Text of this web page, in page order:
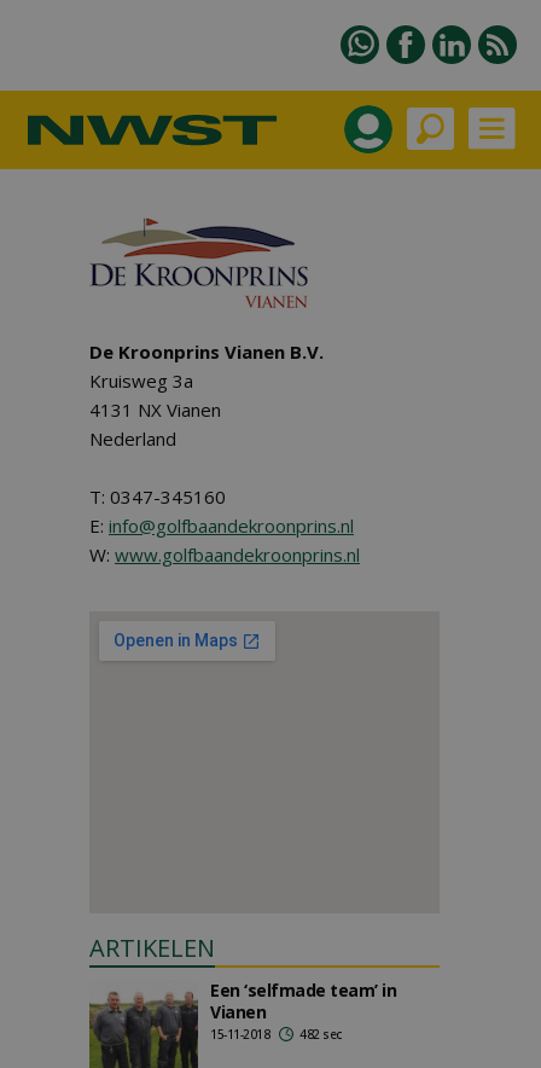
De Kroonprins Vianen B.V.
Kruisweg 3a
4131 NX Vianen
Nederland
T: 0347-345160
E: info@golfbaandekroonprins.nl
W: www.golfbaandekroonprins.nl
ARTIKELEN
Een ‘selfmade team’ in
Vianen
15-11-2018 482 sec